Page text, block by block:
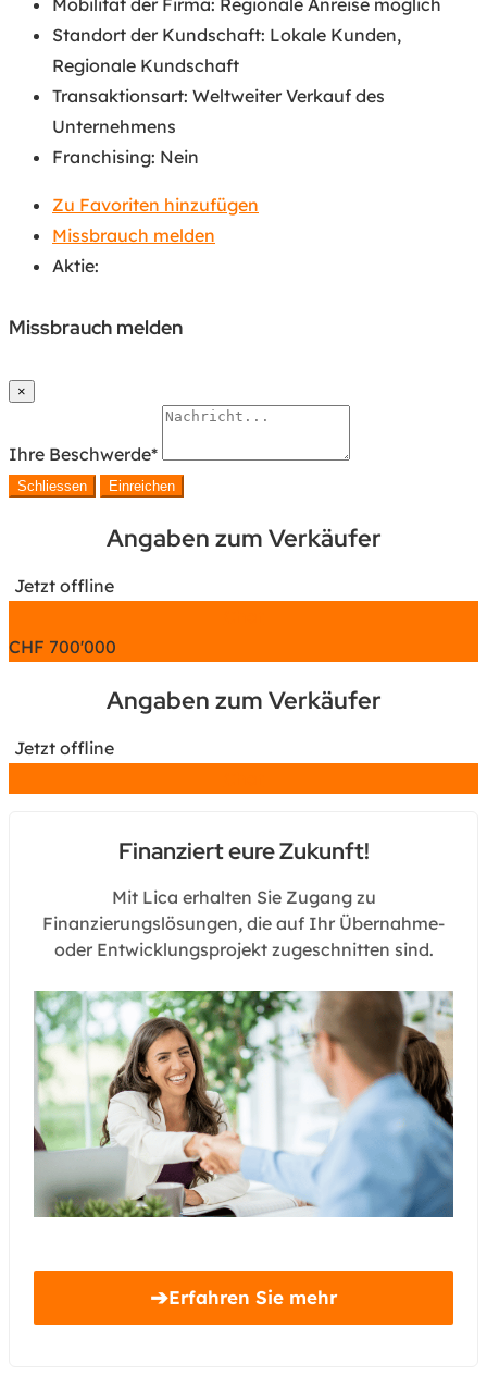
Standort der Kundschaft: Lokale Kunden,
Regionale Kundschaft
Transaktionsart: Weltweiter Verkauf des
Unternehmens
Franchising: Nein
Zu Favoriten hinzufügen
Missbrauch melden
Aktie:
Missbrauch melden
×
Ihre Beschwerde*
Schliessen Einreichen
Angaben zum Verkäufer
Jetzt offline
CHF 700'000
Angaben zum Verkäufer
Jetzt offline
Finanziert eure Zukunft!
Mit Lica erhalten Sie Zugang zu
Finanzierungslösungen, die auf Ihr Übernahme-
oder Entwicklungsprojekt zugeschnitten sind.
➔Erfahren Sie mehr